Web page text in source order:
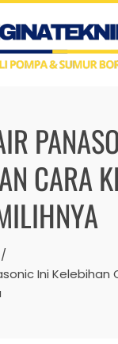
CARA
Ini Kelebihan